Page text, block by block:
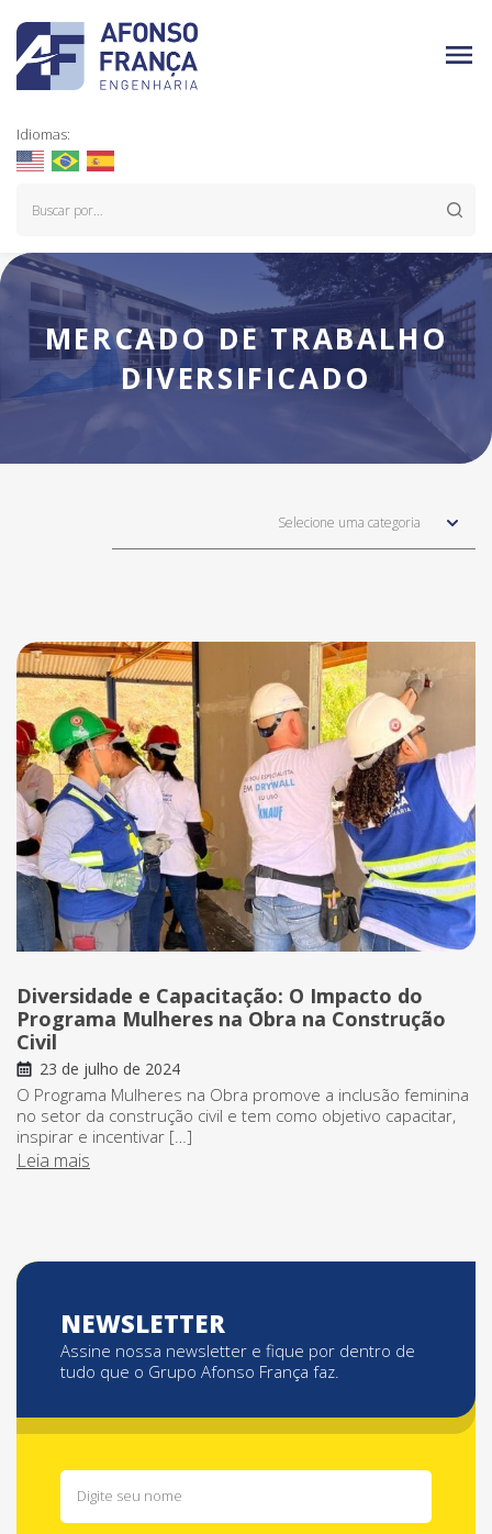
Idiomas:
MERCADO DE TRABALHO
DIVERSIFICADO
Selecione uma categoria
Diversidade e Capacitação: O Impacto do
Programa Mulheres na Obra na Construção
Civil
23 de julho de 2024
O Programa Mulheres na Obra promove a inclusão feminina
no setor da construção civil e tem como objetivo capacitar,
inspirar e incentivar […]
Leia mais
NEWSLETTER
Assine nossa newsletter e fique por dentro de
tudo que o Grupo Afonso França faz.